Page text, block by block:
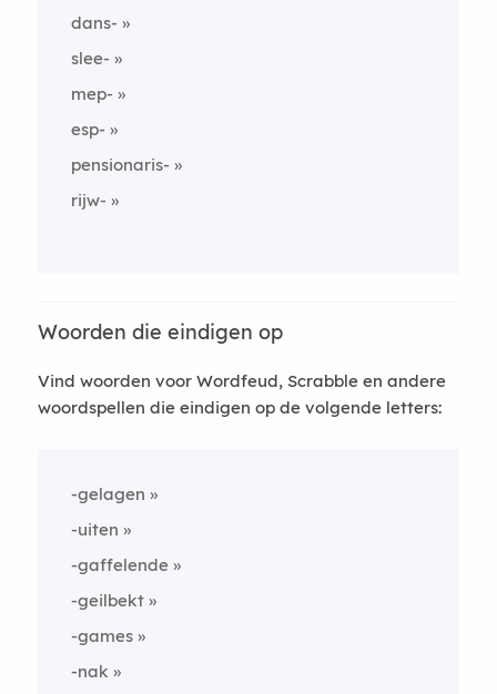
dans-
slee-
mep-
esp-
pensionaris-
rijw-
Woorden die eindigen op
Vind woorden voor Wordfeud, Scrabble en andere
woordspellen die eindigen op de volgende letters:
-gelagen
-uiten
-gaffelende
-geilbekt
-games
-nak